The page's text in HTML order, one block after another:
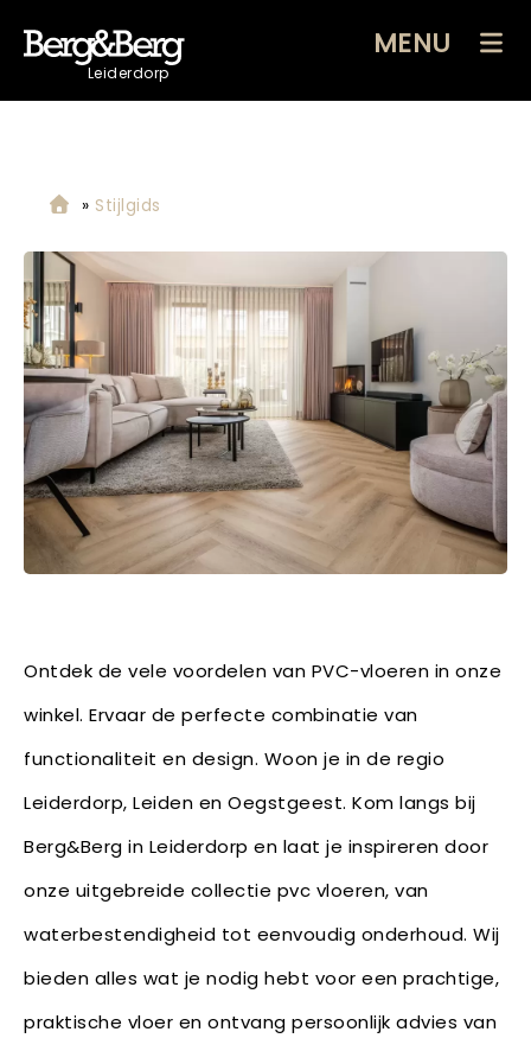
Leiderdorp
MENU
» Stijlgids
Ontdek de vele voordelen van PVC-vloeren in onze
winkel. Ervaar de perfecte combinatie van
functionaliteit en design. Woon je in de regio
Leiderdorp, Leiden en Oegstgeest. Kom langs bij
Berg&Berg in Leiderdorp en laat je inspireren door
onze uitgebreide collectie pvc vloeren, van
waterbestendigheid tot eenvoudig onderhoud. Wij
bieden alles wat je nodig hebt voor een prachtige,
praktische vloer en ontvang persoonlijk advies van